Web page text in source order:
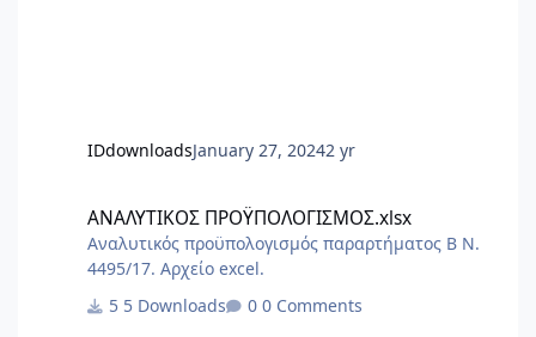
IDdownloadsJanuary 27, 20242 yr
ΑΝΑΛΥΤΙΚΟΣ ΠΡΟΫΠΟΛΟΓΙΣΜΟΣ.xlsx
Αναλυτικός προϋπολογισμός παραρτήματος Β Ν.
4495/17. Αρχείο excel.
5 Downloads
0 Comments